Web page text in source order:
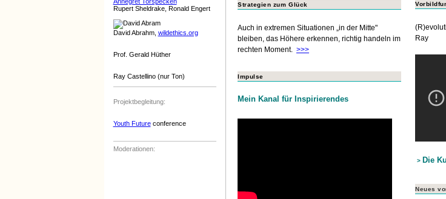
Rupert Sheldrake, Ronald Engert
David Abrahm, wildethics.org
Prof. Gerald Hüther
Ray Castellino (nur Ton)
Projektbegleitung:
Youth Futureconference
Moderationen:
Strategien zum Glück
Auch in extremen Situationen „in der Mitte"
bleiben, das Höhere erkennen, richtig handeln im
rechten Moment. >>>
Impulse
Mein Kanal für Inspirierendes
Ray
> Die
Neues